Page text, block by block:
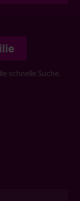
schnelle Suche.